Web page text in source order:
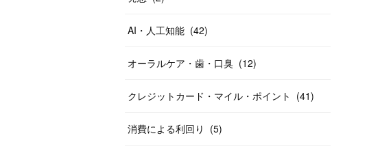
AI・人工知能 (42)
オーラルケア・歯・口臭 (12)
クレジットカード・マイル・ポイント (41)
消費による利回り (5)